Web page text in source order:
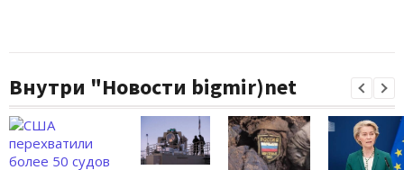
Внутри "Новости bigmir)net